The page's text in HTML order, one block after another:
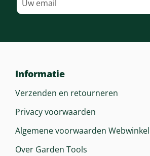
Informatie
Verzenden en retourneren
Privacy voorwaarden
Algemene voorwaarden Webwinkel
Over Garden Tools